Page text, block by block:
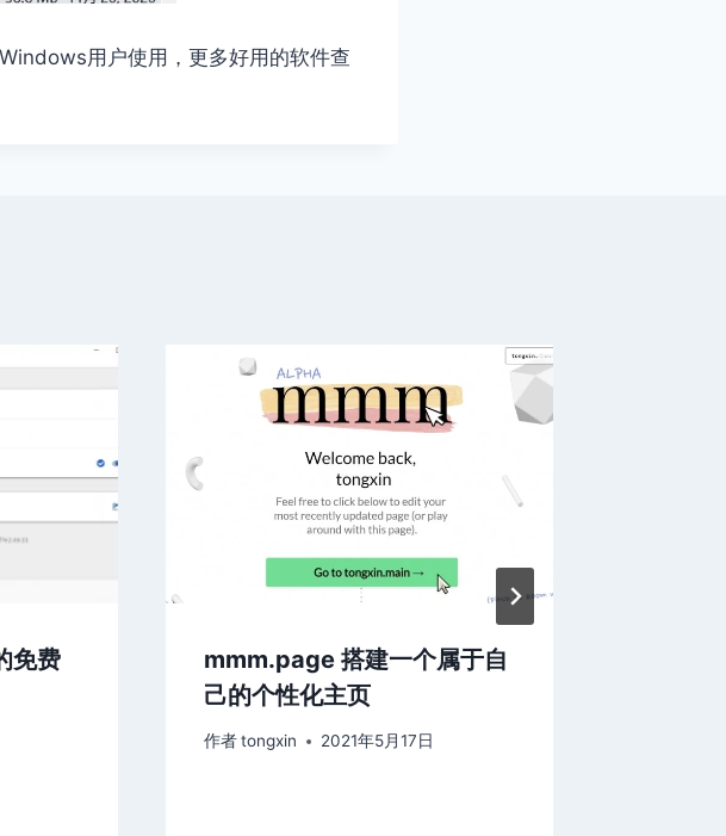
用户使用，更多好用的软件查
免费
mmm.page 搭建一个属于自
己的个性化主页
作者 tongxin 2021年5月17日